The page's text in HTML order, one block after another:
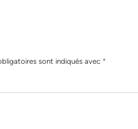
sont indiqués avec *